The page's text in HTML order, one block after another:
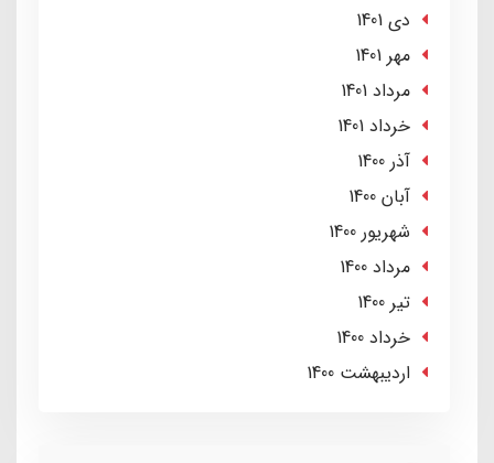
دی 1401
مهر 1401
مرداد 1401
خرداد 1401
آذر 1400
آبان 1400
شهریور 1400
مرداد 1400
تير 1400
خرداد 1400
ارديبهشت 1400